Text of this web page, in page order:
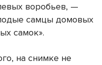
воробьев, —
самцы домовых
самок».
на снимке не